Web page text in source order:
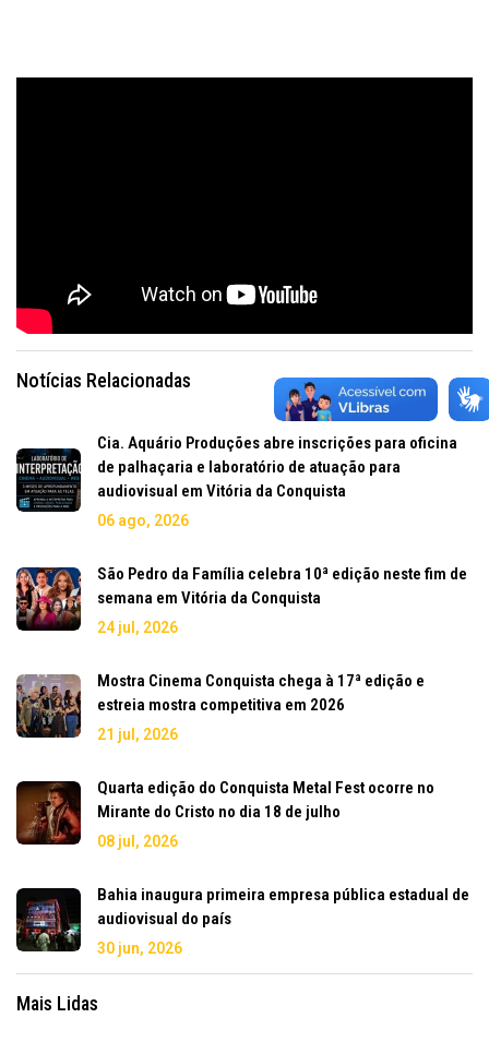
Notícias Relacionadas
Cia. Aquário Produções abre inscrições para oficina
de palhaçaria e laboratório de atuação para
audiovisual em Vitória da Conquista
06 ago, 2026
São Pedro da Família celebra 10ª edição neste fim de
semana em Vitória da Conquista
24 jul, 2026
Mostra Cinema Conquista chega à 17ª edição e
estreia mostra competitiva em 2026
21 jul, 2026
Quarta edição do Conquista Metal Fest ocorre no
Mirante do Cristo no dia 18 de julho
08 jul, 2026
Bahia inaugura primeira empresa pública estadual de
audiovisual do país
30 jun, 2026
Mais Lidas